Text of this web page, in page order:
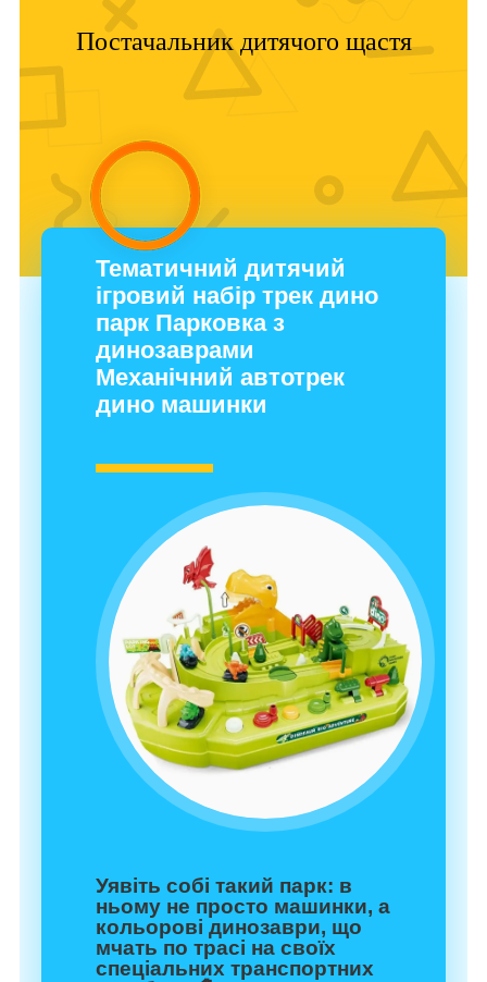
Постачальник дитячого щастя
Тематичний дитячий
ігровий набір трек дино
парк Парковка з
динозаврами
Механічний автотрек
дино машинки
Уявіть собі такий парк: в
ньому не просто машинки, а
кольорові динозаври, що
мчать по трасі на своїх
спеціальних транспортних